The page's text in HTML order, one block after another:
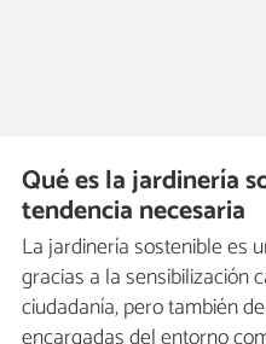
Qué es la jardinería
tendencia necesaria
La jardinería sostenible es
gracias a la sensibilización
ciudadanía, pero también